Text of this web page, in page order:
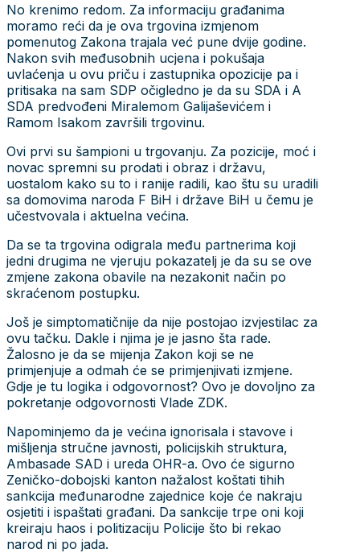
No krenimo redom. Za informaciju građanima
moramo reći da je ova trgovina izmjenom
pomenutog Zakona trajala već pune dvije godine.
Nakon svih međusobnih ucjena i pokušaja
uvlaćenja u ovu priču i zastupnika opozicije pa i
pritisaka na sam SDP očigledno je da su SDA i A
SDA predvođeni Miralemom Galijaševićem i
Ramom Isakom završili trgovinu.
Ovi prvi su šampioni u trgovanju. Za pozicije, moć i
novac spremni su prodati i obraz i državu,
uostalom kako su to i ranije radili, kao štu su uradili
sa domovima naroda F BiH i države BiH u čemu je
učestvovala i aktuelna većina.
Da se ta trgovina odigrala među partnerima koji
jedni drugima ne vjeruju pokazatelj je da su se ove
zmjene zakona obavile na nezakonit način po
skraćenom postupku.
Još je simptomatičnije da nije postojao izvjestilac za
ovu tačku. Dakle i njima je je jasno šta rade.
Žalosno je da se mijenja Zakon koji se ne
primjenjuje a odmah će se primjenjivati izmjene.
Gdje je tu logika i odgovornost? Ovo je dovoljno za
pokretanje odgovornosti Vlade ZDK.
Napominjemo da je većina ignorisala i stavove i
mišljenja stručne javnosti, policijskih struktura,
Ambasade SAD i ureda OHR-a. Ovo će sigurno
Zeničko-dobojski kanton nažalost koštati tihih
sankcija međunarodne zajednice koje će nakraju
osjetiti i ispaštati građani. Da sankcije trpe oni koji
kreiraju haos i politizaciju Policije što bi rekao
narod ni po jada.